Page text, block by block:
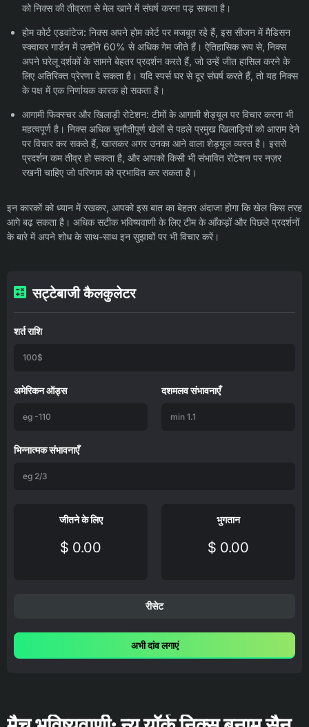
को निक्स की तीव्रता से मेल खाने में संघर्ष करना पड़ सकता है।
होम कोर्ट एडवांटेज: निक्स अपने होम कोर्ट पर मजबूत रहे हैं, इस सीजन में मैडिसन
स्क्वायर गार्डन में उन्होंने 60% से अधिक गेम जीते हैं। ऐतिहासिक रूप से, निक्स
अपने घरेलू दर्शकों के सामने बेहतर प्रदर्शन करते हैं, जो उन्हें जीत हासिल करने के
लिए अतिरिक्त प्रेरणा दे सकता है। यदि स्पर्स घर से दूर संघर्ष करते हैं, तो यह निक्स
के पक्ष में एक निर्णायक कारक हो सकता है।
आगामी फिक्स्चर और खिलाड़ी रोटेशन: टीमों के आगामी शेड्यूल पर विचार करना भी
महत्वपूर्ण है। निक्स अधिक चुनौतीपूर्ण खेलों से पहले प्रमुख खिलाड़ियों को आराम देने
पर विचार कर सकते हैं, खासकर अगर उनका आने वाला शेड्यूल व्यस्त है। इससे
प्रदर्शन कम तीव्र हो सकता है, और आपको किसी भी संभावित रोटेशन पर नज़र
रखनी चाहिए जो परिणाम को प्रभावित कर सकता है।
इन कारकों को ध्यान में रखकर, आपको इस बात का बेहतर अंदाजा होगा कि खेल किस तरह
आगे बढ़ सकता है। अधिक सटीक भविष्यवाणी के लिए टीम के आँकड़ों और पिछले प्रदर्शनों
के बारे में अपने शोध के साथ-साथ इन सुझावों पर भी विचार करें।
सट्टेबाजी कैलकुलेटर
शर्त राशि
अमेरिकन ऑड्स दशमलव संभावनाएँ
भिन्नात्मक संभावनाएँ
जीतने के लिए
$ 0.00
भुगतान
$ 0.00
रीसेट
अभी दांव लगाएं